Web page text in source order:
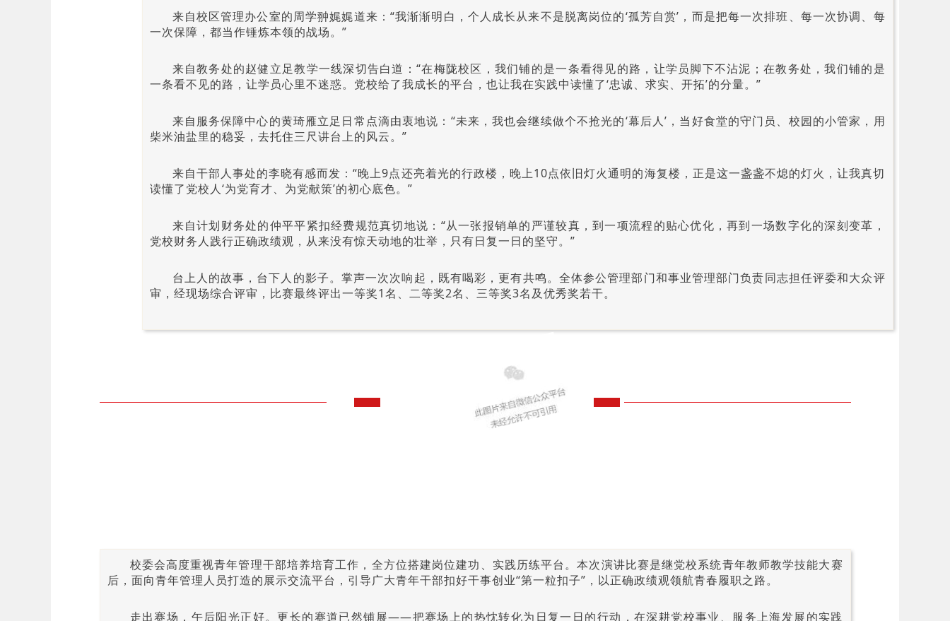
来自校区管理办公室的周学翀娓娓道来：“我渐渐明白，个人成长从来不是脱离岗位的‘孤芳自赏’，而是把每一次排班、每一次协调、每
一次保障，都当作锤炼本领的战场。”
来自教务处的赵健立足教学一线深切告白道：“在梅陇校区，我们铺的是一条看得见的路，让学员脚下不沾泥；在教务处，我们铺的是
一条看不见的路，让学员心里不迷惑。党校给了我成长的平台，也让我在实践中读懂了‘忠诚、求实、开拓’的分量。”
来自服务保障中心的黄琦雁立足日常点滴由衷地说：“未来，我也会继续做个不抢光的‘幕后人’，当好食堂的守门员、校园的小管家，用
柴米油盐里的稳妥，去托住三尺讲台上的风云。”
来自干部人事处的李晓有感而发：“晚上9点还亮着光的行政楼，晚上10点依旧灯火通明的海复楼，正是这一盏盏不熄的灯火，让我真切
读懂了党校人‘为党育才、为党献策’的初心底色。”
来自计划财务处的仲平平紧扣经费规范真切地说：“从一张报销单的严谨较真，到一项流程的贴心优化，再到一场数字化的深刻变革，
党校财务人践行正确政绩观，从来没有惊天动地的壮举，只有日复一日的坚守。”
台上人的故事，台下人的影子。掌声一次次响起，既有喝彩，更有共鸣。全体参公管理部门和事业管理部门负责同志担任评委和大众评
审，经现场综合评审，比赛最终评出一等奖1名、二等奖2名、三等奖3名及优秀奖若干。
校委会高度重视青年管理干部培养培育工作，全方位搭建岗位建功、实践历练平台。本次演讲比赛是继党校系统青年教师教学技能大赛
后，面向青年管理人员打造的展示交流平台，引导广大青年干部扣好干事创业“第一粒扣子”，以正确政绩观领航青春履职之路。
走出赛场，午后阳光正好。更长的赛道已然铺展——把赛场上的热忱转化为日复一日的行动，在深耕党校事业、服务上海发展的实践